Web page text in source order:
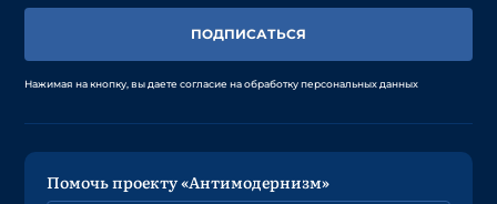
ПОДПИСАТЬСЯ
Нажимая на кнопку, вы даете согласие на обработку персональных данных
Помочь проекту «Антимодернизм»